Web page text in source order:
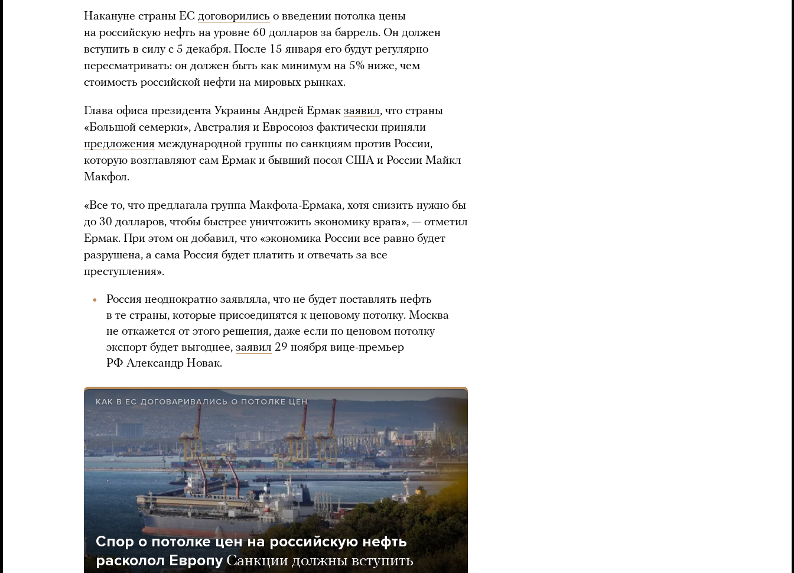
Накануне страны ЕС договорились о введении потолка цены
на российскую нефть на уровне 60 долларов за баррель. Он должен
вступить в силу с 5 декабря. После 15 января его будут регулярно
пересматривать: он должен быть как минимум на 5% ниже, чем
стоимость российской нефти на мировых рынках.
Глава офиса президента Украины Андрей Ермак заявил, что страны
«Большой семерки», Австралия и Евросоюз фактически приняли
предложения международной группы по санкциям против России,
которую возглавляют сам Ермак и бывший посол США и России Майкл
Макфол.
«Все то, что предлагала группа Макфола-Ермака, хотя снизить нужно бы
до 30 долларов, чтобы быстрее уничтожить экономику врага», — отметил
Ермак. При этом он добавил, что «экономика России все равно будет
разрушена, а сама Россия будет платить и отвечать за все
преступления».
Россия неоднократно заявляла, что не будет поставлять нефть
в те страны, которые присоединятся к ценовому потолку. Москва
не откажется от этого решения, даже если по ценовом потолку
экспорт будет выгоднее, заявил 29 ноября вице-премьер
РФ Александр Новак.
КАК В ЕС ДОГОВАРИВАЛИСЬ О ПОТОЛКЕ ЦЕН
Спор о потолке цен на российскую нефть
расколол Европу Санкции должны вступить